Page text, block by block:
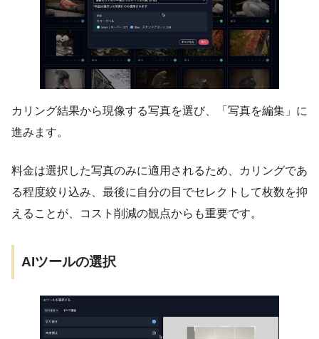
カリング結果から現像する写真を選び、「写真を編集」に
進みます。
料金は選択した写真のみに適用されるため、カリングであ
る程度絞り込み、最後に自分の目でセレクトして枚数を抑
えることが、コスト削減の観点からも重要です。
AIツールの選択